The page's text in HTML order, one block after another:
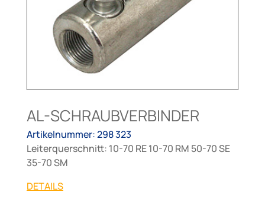
AL-SCHRAUBVERBINDER
Artikelnummer: 298 323
Leiterquerschnitt: 10-70 RE 10-70 RM 50-70 SE
35-70 SM
DETAILS